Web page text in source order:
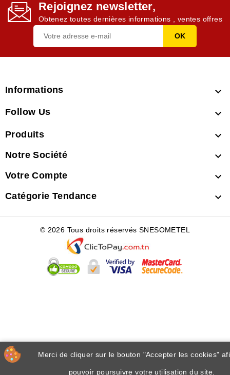
Rejoignez newsletter,
Obtenez toutes dernières informations , ventes offres
Informations 
Follow Us 
Produits 
Notre Société 
Votre Compte 
Catégorie Tendance 
Merci de cliquer sur le bouton "Accepter les cookies"
pouvoir poursuivre votre utilisation du site.
© 2026 Tous droits réservés SNESOMETEL